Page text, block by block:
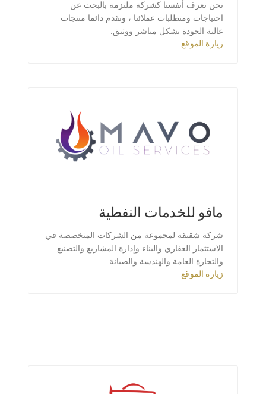
نحن نعرف أنفسنا كشركة ملتزمة بالبحث عن
احتياجات ومتطلبات عملائنا ، ونقدم دائما منتجات
عالية الجودة بشكل مباشر ووثيق.
زيارة الموقع
مافو للخدمات النفطية
شركة شقيقة لمجموعة من الشركات المتخصصة في
الاستثمار العقاري والبناء وإدارة المشاريع والتصنيع
والتجارة العامة والهندسة والصيانة.
زيارة الموقع